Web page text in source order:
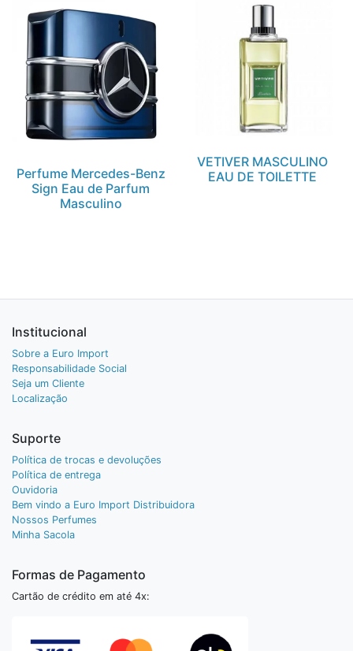
Perfume Mercedes-Benz
Sign Eau de Parfum
Masculino
VETIVER MASCULINO
EAU DE TOILETTE
Institucional
Sobre a Euro Import
Responsabilidade Social
Seja um Cliente
Localização
Suporte
Política de trocas e devoluções
Política de entrega
Ouvidoria
Bem vindo a Euro Import Distribuidora
Nossos Perfumes
Minha Sacola
Formas de Pagamento
Cartão de crédito em até 4x: